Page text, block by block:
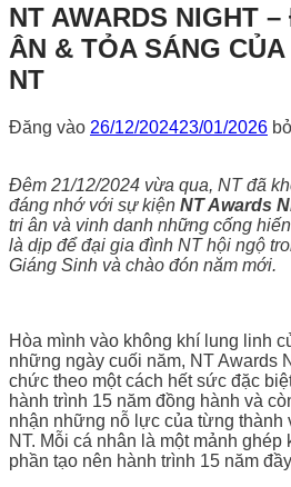
NT AWARDS NIGHT
ÂN & TỎA SÁNG
NT
Đăng vào 26/12/202423/01/2026
Đêm 21/12/2024 vừa qua, NT đã
đáng nhớ với sự kiện NT Awards
tri ân và vinh danh những cống
là dịp để đại gia đình NT hội ngộ
Giáng Sinh và chào đón năm mới.
Hòa mình vào không khí lung linh
những ngày cuối năm, NT Awards
chức theo một cách hết sức đặc
hành trình 15 năm đồng hành và
nhận những nỗ lực của từng thành
NT. Mỗi cá nhân là một mảnh ghép
phần tạo nên hành trình 15 năm